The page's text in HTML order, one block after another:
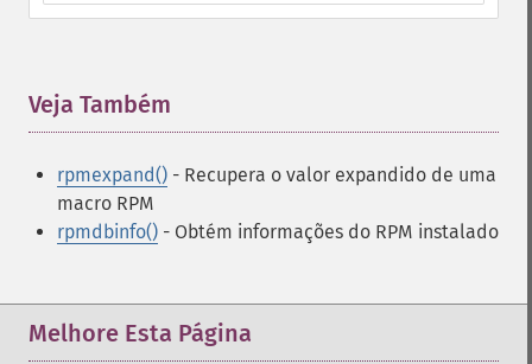
Veja Também
rpmexpand() - Recupera o valor expandido de uma
macro RPM
rpmdbinfo() - Obtém informações do RPM instalado
Melhore Esta Página